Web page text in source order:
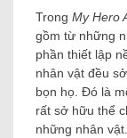
Trong My Hero
gồm từ những
phần thiết lập
nhân vật đều
bọn họ. Đó là
rất sở hữu thể
những nhân vật.